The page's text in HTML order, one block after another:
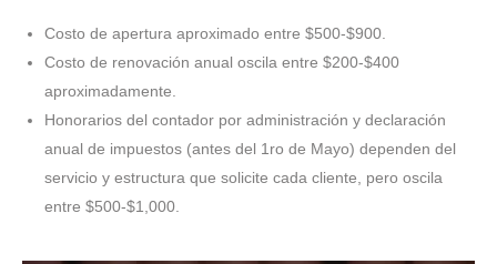
Costo de apertura aproximado entre $500-$900.
Costo de renovación anual oscila entre $200-$400
aproximadamente.
Honorarios del contador por administración y declaración
anual de impuestos (antes del 1ro de Mayo) dependen del
servicio y estructura que solicite cada cliente, pero oscila
entre $500-$1,000.